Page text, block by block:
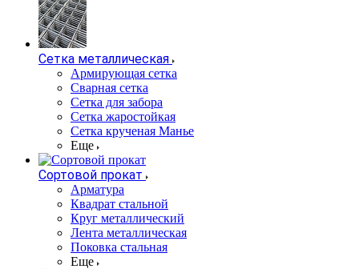
Сетка металлическая
Армирующая сетка
Сварная сетка
Сетка для забора
Сетка жаростойкая
Сетка крученая Манье
Еще
Сортовой прокат
Арматура
Квадрат стальной
Круг металлический
Лента металлическая
Поковка стальная
Еще